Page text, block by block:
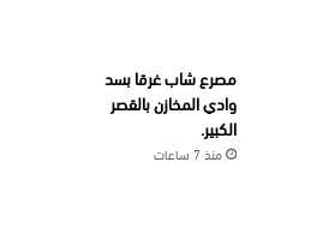
مصرع شاب غرقا بسد
وادي المخازن بالقصر
الكبير.
منذ 7 ساعات